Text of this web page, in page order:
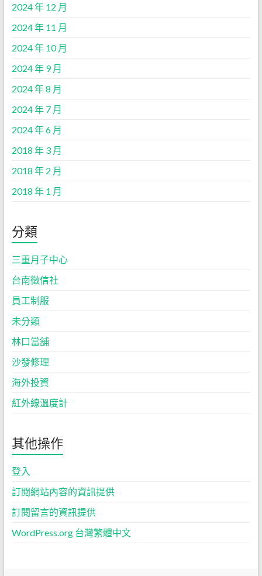
2024 年 12 月
2024 年 11 月
2024 年 10 月
2024 年 9 月
2024 年 8 月
2024 年 7 月
2024 年 6 月
2018 年 3 月
2018 年 2 月
2018 年 1 月
分類
三重月子中心
台南徵信社
員工制服
未分類
林口當舖
沙發修理
海外投資
紅外線溫度計
其他操作
登入
訂閱網站內容的資訊提供
訂閱留言的資訊提供
WordPress.org 台灣繁體中文